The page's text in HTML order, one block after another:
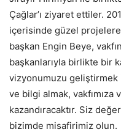
Çağlar’ı ziyaret ettiler.
içerisinde güzel
başkan Engin Beye,
başkanlarıyla birlikte bir
vizyonumuzu geliştirmek
ve bilgi almak, vakfımıza
kazandıracaktır. Siz
bizimde misafirimiz olun.